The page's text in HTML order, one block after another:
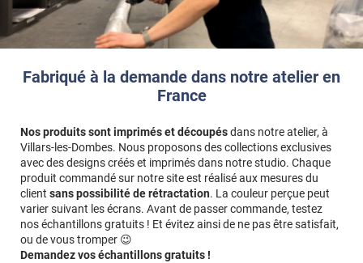
Fabriqué à la demande dans notre atelier en
France
Nos produits sont imprimés et découpésdans notre atelier, à
Villars-les-Dombes. Nous proposons des collections exclusives
avec des designs créés et imprimés dans notre studio. Chaque
produit commandé sur notre site est réalisé aux mesures du
client sans possibilité de rétractation. La couleur perçue peut
varier suivant les écrans. Avant de passer commande, testez
nos échantillons gratuits ! Et évitez ainsi de ne pas être satisfait,
ou de vous tromper 😉
Demandez vos échantillons gratuits !